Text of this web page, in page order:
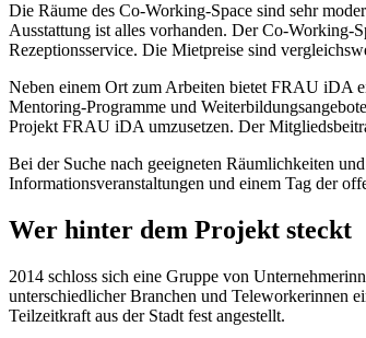
Die Räume des Co-Working-Space sind sehr
Ausstattung ist alles vorhanden. Der Co-Working-
Rezeptionsservice. Die Mietpreise sind
Neben einem Ort zum Arbeiten bietet FRAU iDA
Mentoring-Programme und
Projekt FRAU iDA umzusetzen. Der
Bei der Suche nach geeigneten Räumlichkeiten
Informationsveranstaltungen und einem Tag der
Wer hinter dem Projekt steckt
2014 schloss sich eine Gruppe von
unterschiedlicher Branchen und Teleworkerinnen
Teilzeitkraft aus der Stadt fest angestellt.